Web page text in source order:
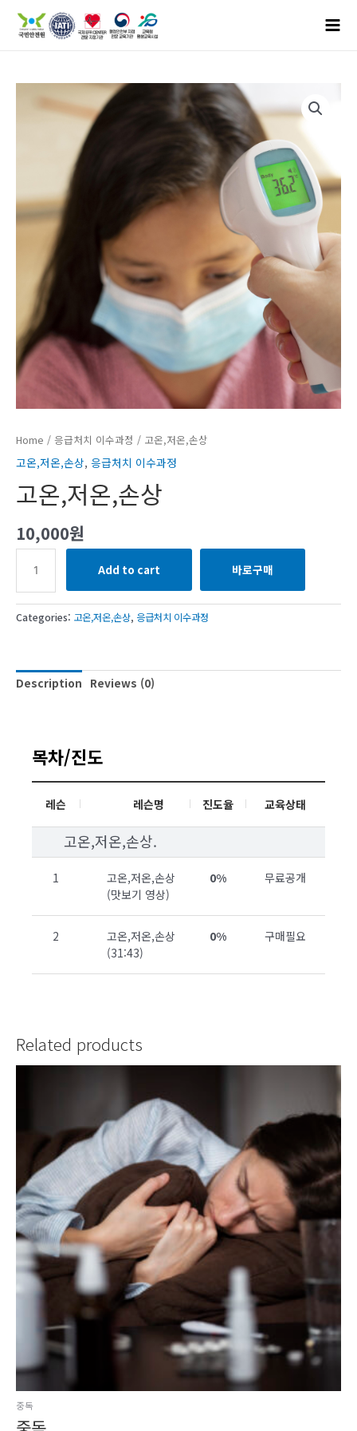
Home / 응급처치 이수과정 / 고온,저온,손상
고온,저온,손상, 응급처치 이수과정
고온,저온,손상
10,000원
Add to cart 바로구매
Categories: 고온,저온,손상, 응급처치 이수과정
Description Reviews (0)
목차/진도
레슨 레슨명 진도율 교육상태
고온,저온,손상.
1
고온,저온,손상
(맛보기 영상)
0% 무료공개
2
고온,저온,손상
(31:43)
0% 구매필요
Related products
중독